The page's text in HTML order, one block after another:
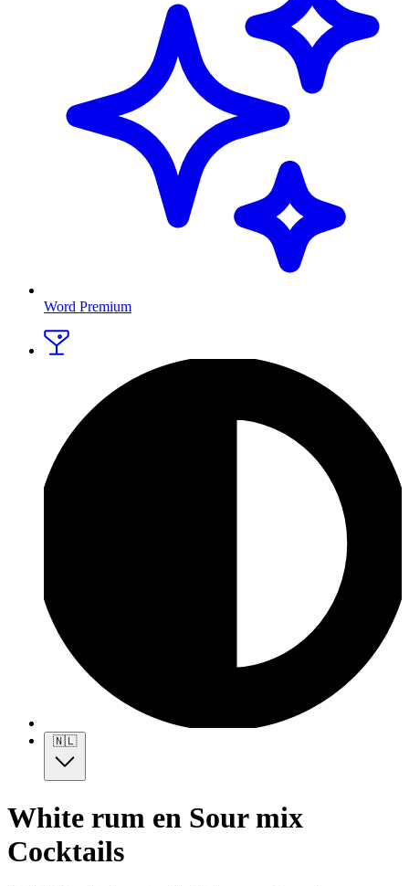
Word Premium
🇳🇱
White rum en Sour mix
Cocktails